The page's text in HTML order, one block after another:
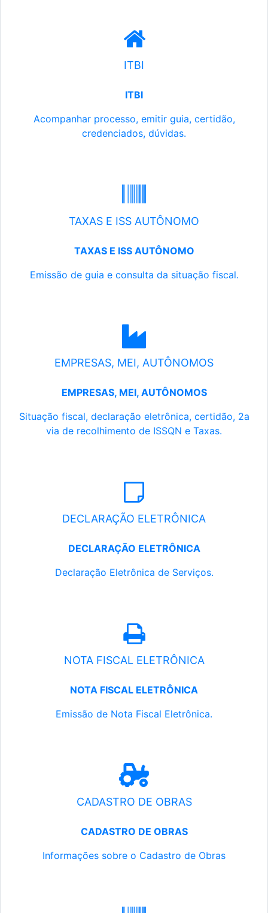
ITBI
ITBI
Acompanhar processo, emitir guia, certidão,
credenciados, dúvidas.
TAXAS E ISS AUTÔNOMO
TAXAS E ISS AUTÔNOMO
Emissão de guia e consulta da situação fiscal.
EMPRESAS, MEI, AUTÔNOMOS
EMPRESAS, MEI, AUTÔNOMOS
Situação fiscal, declaração eletrônica, certidão, 2a
via de recolhimento de ISSQN e Taxas.
DECLARAÇÃO ELETRÔNICA
DECLARAÇÃO ELETRÔNICA
Declaração Eletrônica de Serviços.
NOTA FISCAL ELETRÔNICA
NOTA FISCAL ELETRÔNICA
Emissão de Nota Fiscal Eletrônica.
CADASTRO DE OBRAS
CADASTRO DE OBRAS
Informações sobre o Cadastro de Obras